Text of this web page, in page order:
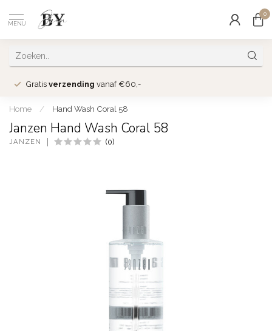
MENU
0
Gratis verzending vanaf €60,-
Home / Hand Wash Coral 58
Janzen Hand Wash Coral 58
JANZEN (0)